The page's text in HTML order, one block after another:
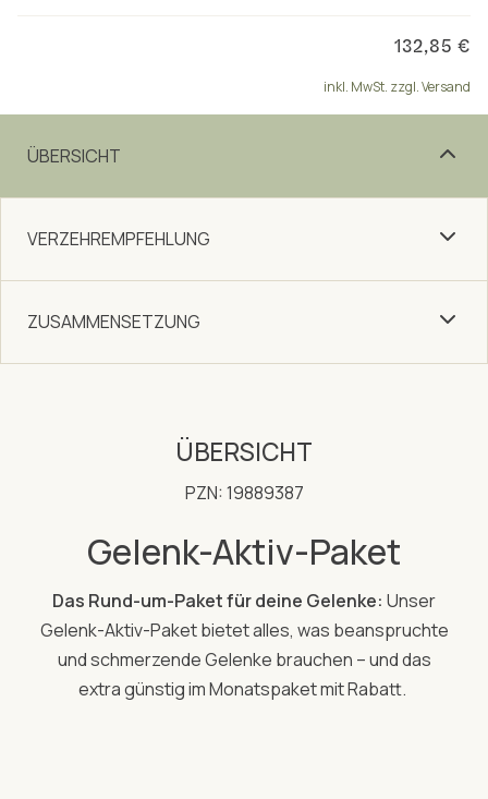
132,85 €
inkl. MwSt. zzgl. Versand
ÜBERSICHT
VERZEHREMPFEHLUNG
ZUSAMMENSETZUNG
ÜBERSICHT
PZN: 19889387
Gelenk-Aktiv-Paket
Das Rund-um-Paket für deine Gelenke: Unser
Gelenk-Aktiv-Paket bietet alles, was beanspruchte
und schmerzende Gelenke brauchen – und das
extra günstig im Monatspaket mit Rabatt.